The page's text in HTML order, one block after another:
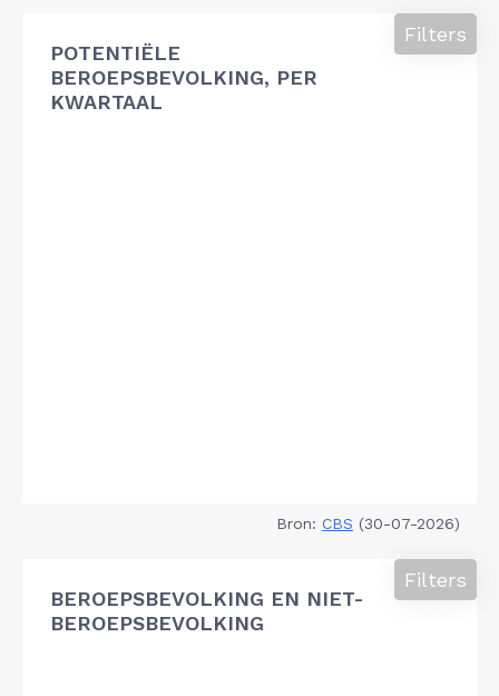
POTENTIËLE
BEROEPSBEVOLKING, PER
KWARTAAL
Filters
Bron: CBS (30-07-2026)
BEROEPSBEVOLKING EN NIET-
BEROEPSBEVOLKING
Filters